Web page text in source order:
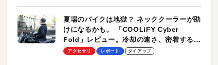
夏場のバイクは地獄？ ネッククーラーが助
けになるかも。 「COOLiFY Cyber
Fold」レビュー。冷却の速さ、密着する冷
却プレート、シンプルな操作性がグッド！
アクセサリ レポート タイアップ